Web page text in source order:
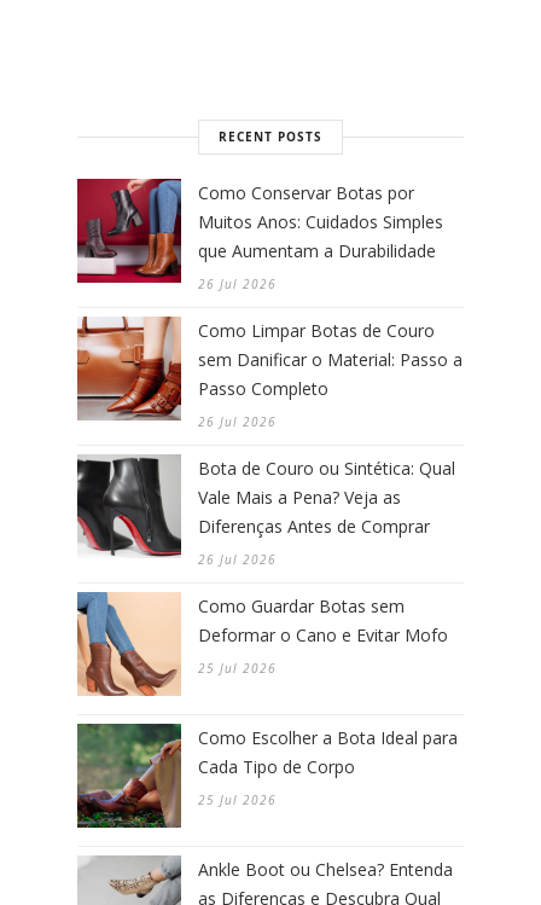
RECENT POSTS
Como Conservar Botas por
Muitos Anos: Cuidados Simples
que Aumentam a Durabilidade
26 Jul 2026
Como Limpar Botas de Couro
sem Danificar o Material: Passo a
Passo Completo
26 Jul 2026
Bota de Couro ou Sintética: Qual
Vale Mais a Pena? Veja as
Diferenças Antes de Comprar
26 Jul 2026
Como Guardar Botas sem
Deformar o Cano e Evitar Mofo
25 Jul 2026
Como Escolher a Bota Ideal para
Cada Tipo de Corpo
25 Jul 2026
Ankle Boot ou Chelsea? Entenda
as Diferenças e Descubra Qual